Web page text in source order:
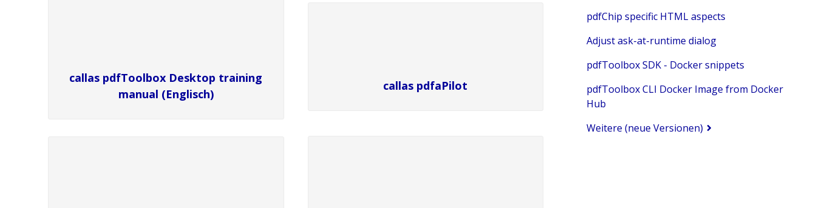
callas pdfToolbox Desktop training
manual (Englisch)
callas pdfaPilot
pdfChip specific HTML aspects
Adjust ask-at-runtime dialog
pdfToolbox SDK - Docker snippets
pdfToolbox CLI Docker Image from Docker
Hub
Weitere (neue Versionen)